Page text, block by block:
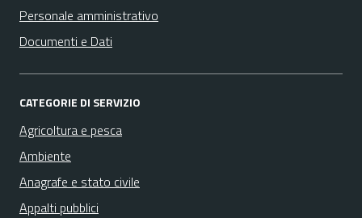
Personale amministrativo
Documenti e Dati
CATEGORIE DI SERVIZIO
Agricoltura e pesca
Ambiente
Anagrafe e stato civile
Appalti pubblici